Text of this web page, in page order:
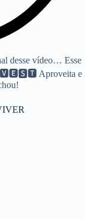
desse vídeo… Esse
Aproveita e